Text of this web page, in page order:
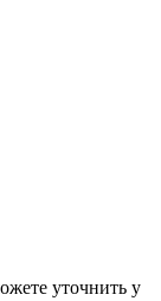
уточнить у